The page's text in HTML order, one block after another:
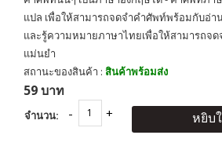
แปล เพื่อให้สามารถจดจำคำศัพท์พร้อมกับอ่า
และรู้ความหมายภาษาไทยเพื่อให้สามารถจ
แม่นยำ
สถานะของสินค้า : สินค้าพร้อมส่ง
59 บาท
จำนวน: หยิบ